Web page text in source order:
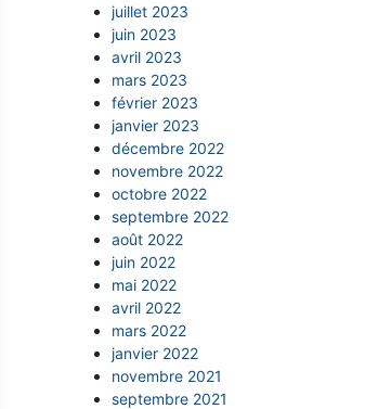
juillet 2023
juin 2023
avril 2023
mars 2023
février 2023
janvier 2023
décembre 2022
novembre 2022
octobre 2022
septembre 2022
août 2022
juin 2022
mai 2022
avril 2022
mars 2022
janvier 2022
novembre 2021
septembre 2021